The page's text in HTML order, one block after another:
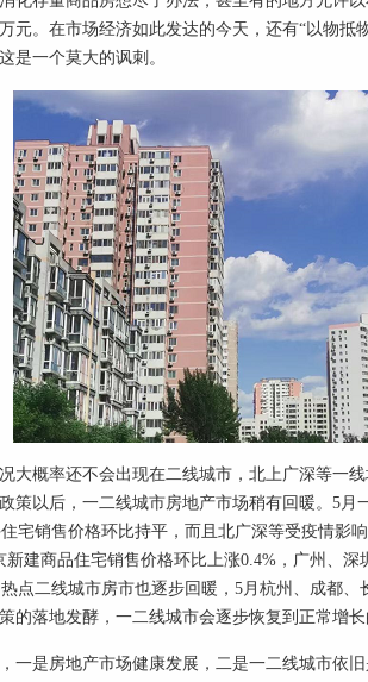
元。在市场经济如此发达的今天，还有“以物抵
是一个莫大的讽刺。
大概率还不会出现在二线城市，北上广深等一
策以后，一二线城市房地产市场稍有回暖。5月
宅销售价格环比持平，而且北广深等受疫情影
新建商品住宅销售价格环比上涨0.4%，广州、
点二线城市房市也逐步回暖，5月杭州、成都
的落地发酵，一二线城市会逐步恢复到正常增长
一是房地产市场健康发展，二是一二线城市依